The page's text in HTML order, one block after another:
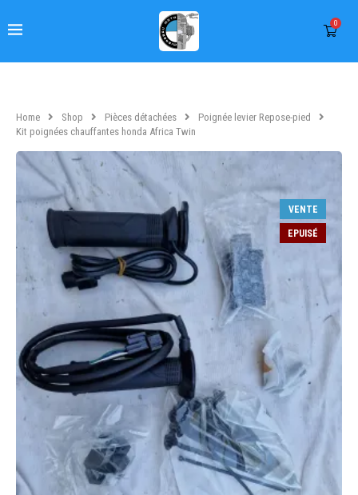
0
Home Shop Pièces détachées
Poignée levier Repose-pied
Kit poignées chauffantes honda Africa Twin
VENTE
EPUISÉ